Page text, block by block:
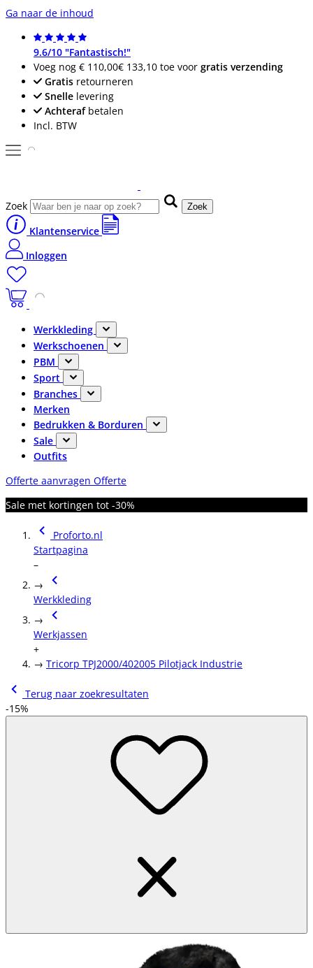
Ga naar de inhoud
9.6/10 "Fantastisch!"
Voeg nog € 110,00€ 133,10 toe voor gratis verzending
Gratis retourneren
Snelle levering
Achterafbetalen
Incl. BTW
Zoek Zoek
Klantenservice
Inloggen
Werkkleding
Werkschoenen
PBM
Sport
Branches
Merken
Bedrukken & Borduren
Sale
Outfits
Offerte aanvragen Offerte
Sale met kortingen tot -30%
Proforto.nl
Startpagina
–
→
Werkkleding
→
Werkjassen
+
→ Tricorp TPJ2000/402005 Pilotjack Industrie
Terug naar zoekresultaten
-15%